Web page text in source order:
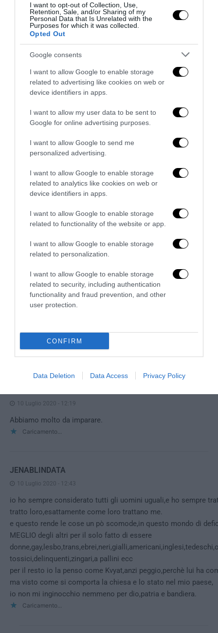
I want to opt-out of Collection, Use,
Retention, Sale, and/or Sharing of my
Personal Data that Is Unrelated with the
Purposes for which it was collected.
Opted Out
Google consents
I want to allow Google to enable storage
related to advertising like cookies on web or
device identifiers in apps.
I want to allow my user data to be sent to
Google for online advertising purposes.
I want to allow Google to send me
personalized advertising.
I want to allow Google to enable storage
related to analytics like cookies on web or
device identifiers in apps.
I want to allow Google to enable storage
related to functionality of the website or app.
I want to allow Google to enable storage
related to personalization.
I want to allow Google to enable storage
related to security, including authentication
functionality and fraud prevention, and other
user protection.
CONFIRM
Data Deletion Data Access Privacy Policy
L’Anpi divora se stessa: la fabbrica delle scomuniche
esplode su Israele
«Spin Time non è CasaPound»: la santa occupazione
rossa che fa politica, vende e...
10 Luglio 2020 - 12:19
Abbiamo molto da imparare.
Caricamento...
JENABLINDATA
10 Luglio 2020 - 12:43
io ho sempre considerato tutti gli uomini uguali,e ho sempre
tratto loro,esattamente come loro trattano me.
e questo rende le cose un pò scomode,in questo mondo di
MEGLIO degli altri per il solo fatto di essere
tossici,delinquenti,zingari,a pallini ecc
per il resto io la penso come Kvyat,anzi peggio,perchè lui ha
ma visto come si comporta la chiesa e lo stato nel mio paese,
io non mi inginocchio nemmeno per dio,patria e bandiera.
Caricamento...